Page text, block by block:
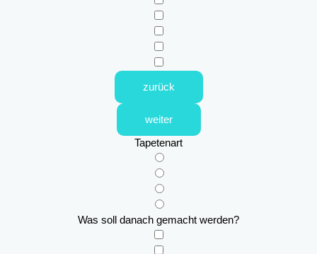
zurück
weiter
Tapetenart
Was soll danach gemacht werden?